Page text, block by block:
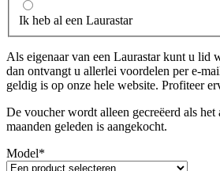
Ik heb al een Laurastar
Als eigenaar van een Laurastar kunt u lid
dan ontvangt u allerlei voordelen per e-
geldig is op onze hele website. Profiteer
De voucher wordt alleen gecreëerd als het
maanden geleden is aangekocht.
Model*